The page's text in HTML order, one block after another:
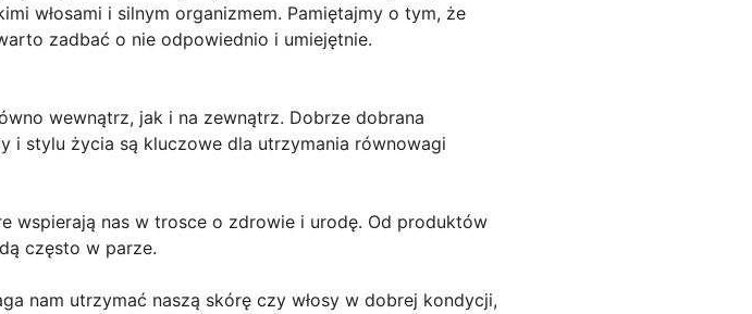
włosami i silnym organizmem. Pamiętajmy o tym, że
zadbać o nie odpowiednio i umiejętnie.
wewnątrz, jak i na zewnątrz. Dobrze dobrana
i stylu życia są kluczowe dla utrzymania równowagi
wspierają nas w trosce o zdrowie i urodę. Od produktów
często w parze.
nam utrzymać naszą skórę czy włosy w dobrej kondycji,